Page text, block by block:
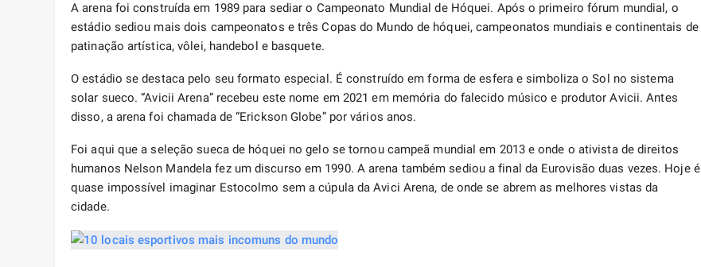
A arena foi construída em 1989 para sediar o Campeonato Mundial de Hóquei. Após o primeiro fórum mundial, o
estádio sediou mais dois campeonatos e três Copas do Mundo de hóquei, campeonatos mundiais e continentais de
patinação artística, vôlei, handebol e basquete.
O estádio se destaca pelo seu formato especial. É construído em forma de esfera e simboliza o Sol no sistema
solar sueco. “Avicii Arena” recebeu este nome em 2021 em memória do falecido músico e produtor Avicii. Antes
disso, a arena foi chamada de “Erickson Globe” por vários anos.
Foi aqui que a seleção sueca de hóquei no gelo se tornou campeã mundial em 2013 e onde o ativista de direitos
humanos Nelson Mandela fez um discurso em 1990. A arena também sediou a final da Eurovisão duas vezes. Hoje é
quase impossível imaginar Estocolmo sem a cúpula da Avici Arena, de onde se abrem as melhores vistas da
cidade.